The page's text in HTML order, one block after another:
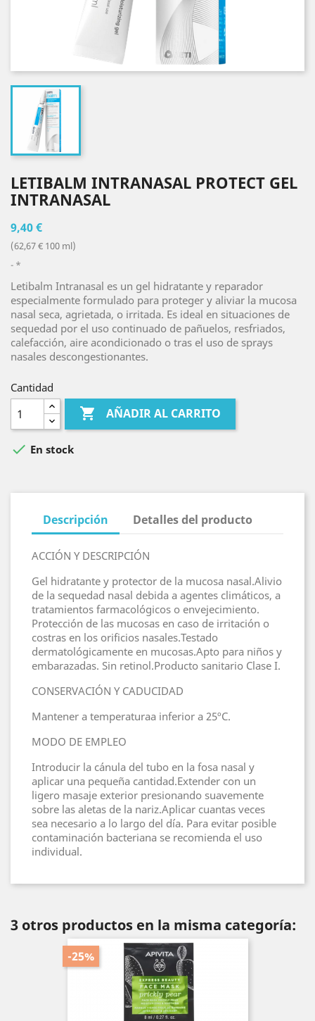
LETIBALM INTRANASAL PROTECT GEL
INTRANASAL
9,40 €
(62,67 € 100 ml)
*
Letibalm Intranasal es un gel hidratante y reparador
especialmente formulado para proteger y aliviar la mucosa
nasal seca, agrietada, o irritada. Es ideal en situaciones de
sequedad por el uso continuado de pañuelos, resfriados,
calefacción, aire acondicionado o tras el uso de sprays
nasales descongestionantes.
Cantidad
 AÑADIR AL CARRITO
 En stock
Descripción Detalles del producto
ACCIÓN Y DESCRIPCIÓN
Gel hidratante y protector de la mucosa nasal.Alivio
de la sequedad nasal debida a agentes climáticos, a
tratamientos farmacológicos o envejecimiento.
Protección de las mucosas en caso de irritación o
costras en los orificios nasales.Testado
dermatológicamente en mucosas.Apto para niños y
embarazadas. Sin retinol.Producto sanitario Clase I.
CONSERVACIÓN Y CADUCIDAD
Mantener a temperaturaa inferior a 25ºC.
MODO DE EMPLEO
Introducir la cánula del tubo en la fosa nasal y
aplicar una pequeña cantidad.Extender con un
ligero masaje exterior presionando suavemente
sobre las aletas de la nariz.Aplicar cuantas veces
sea necesario a lo largo del día. Para evitar posible
contaminación bacteriana se recomienda el uso
individual.
3 otros productos en la misma categoría:
-25%